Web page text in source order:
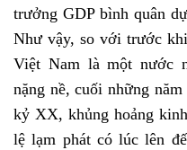
trưởng GDP bình quân
Như vậy, so với trước
Việt Nam là một nước
nặng nề, cuối những
kỷ XX, khủng hoảng
lệ lạm phát có lúc lên